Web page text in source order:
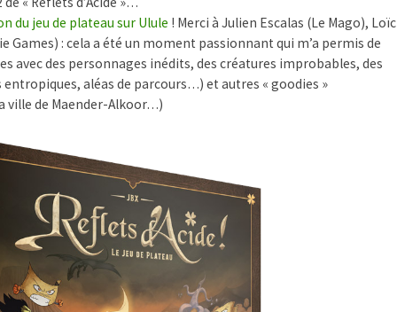
du jeu de plateau sur Ulule ! Merci à Julien Escalas (Le Mago), Loïc
Games) : cela a été un moment passionnant qui m’a permis de
avec des personnages inédits, des créatures improbables, des
aléas de parcours…) et autres « goodies »
ville de Maender-Alkoor…)